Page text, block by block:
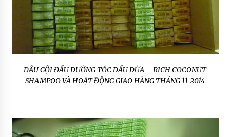
DẦU GỘI ĐẦU DƯỠNG TÓC DẦU DỪA – RICH COCONUT
SHAMPOO VÀ HOẠT ĐỘNG GIAO HÀNG THÁNG 11-2014